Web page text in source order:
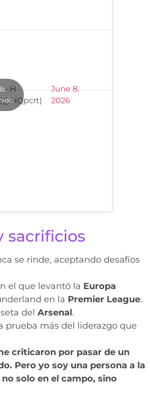
— H
(@HQpcrt)
June 8,
2026
sacrificios
se rinde, aceptando desafíos
el que levantó la Europa
en la Premier League.
del Arsenal.
prueba más del liderazgo que
criticaron por pasar de un
Pero yo soy una persona a la
solo en el campo, sino